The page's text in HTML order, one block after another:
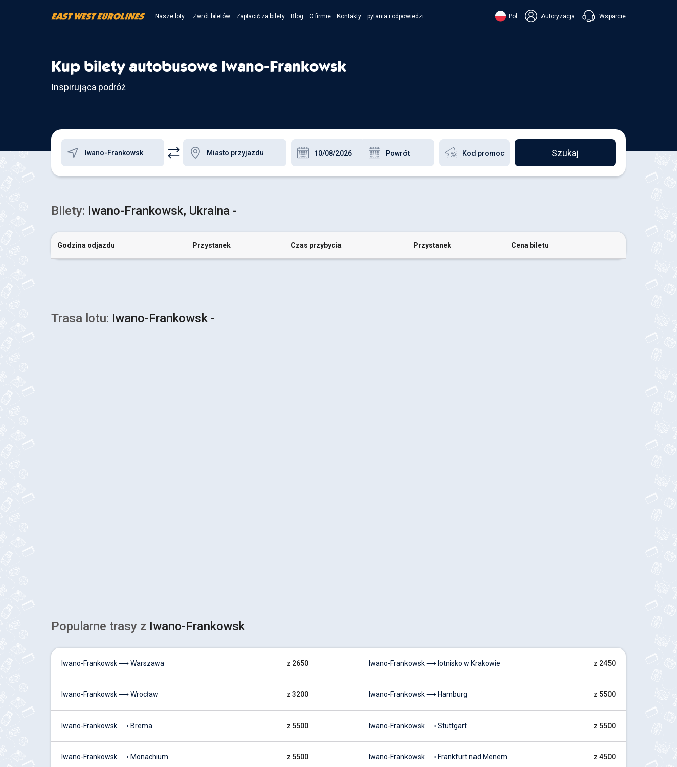
Nasze loty Zwrót biletów Zapłacić za bilety Blog O firmie Kontakty pytania i odpowiedzi Pol Autoryzacja Wsparcie
Czatuj w Messengerze
Kup bilety autobusowe Iwano-Frankowsk
Inspirująca podróż
Szukaj
Bilety: Iwano-Frankowsk, Ukraina -
Godzina odjazdu Przystanek Czas przybycia Przystanek Cena biletu
Trasa lotu: Iwano-Frankowsk -
Popularne trasy z Iwano-Frankowsk
Iwano-Frankowsk ⟶ Warszawa z 2650
Iwano-Frankowsk ⟶ Wrocław z 3200
Iwano-Frankowsk ⟶ Brema z 5500
Iwano-Frankowsk ⟶ Monachium z 5500
Iwano-Frankowsk ⟶ lotnisko w Krakowie z 2450
Iwano-Frankowsk ⟶ Hamburg z 5500
Iwano-Frankowsk ⟶ Stuttgart z 5500
Iwano-Frankowsk ⟶ Frankfurt nad Menem z 4500